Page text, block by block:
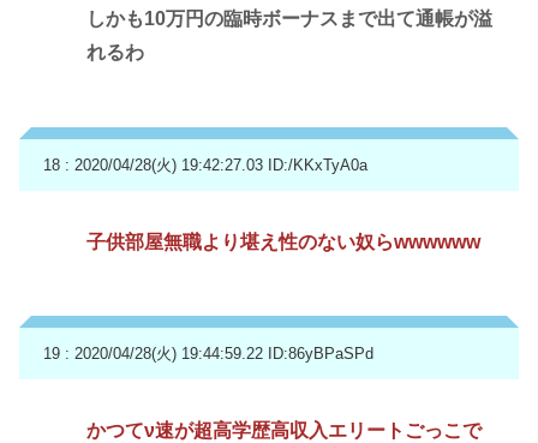
しかも10万円の臨時ボーナスまで出て通帳が溢
れるわ
18 : 2020/04/28(火) 19:42:27.03 ID:/KKxTyA0a
子供部屋無職より堪え性のない奴らwwwwww
19 : 2020/04/28(火) 19:44:59.22 ID:86yBPaSPd
かつてν速が超高学歴高収入エリートごっこで